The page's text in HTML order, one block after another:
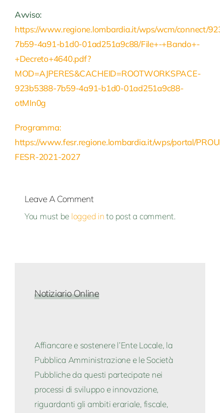
Avviso:
https://www.regione.lombardia.it/wps/wcm/connect/
7b59-4a91-b1d0-01ad251a9c88/File+-+Bando+-
+Decreto+4640.pdf?
MOD=AJPERES&CACHEID=ROOTWORKSPACE-
923b5388-7b59-4a91-b1d0-01ad251a9c88-
otMIn0g
Programma:
https://www.fesr.regione.lombardia.it/wps/portal/
FESR-2021-2027
Leave A Comment
You must be logged into post a comment.
Notiziario Online
Affiancare e sostenere l’Ente Locale, la
Pubblica Amministrazione e le Società
Pubbliche da questi partecipate nei
processi di sviluppo e innovazione,
riguardanti gli ambiti erariale, fiscale,